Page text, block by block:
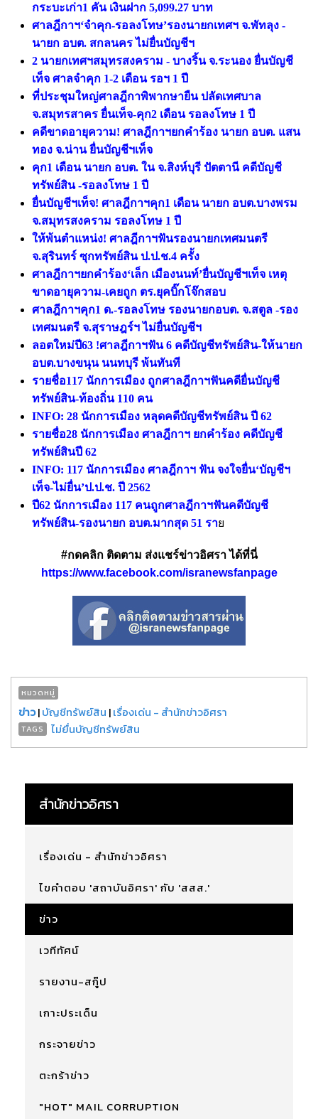
กระบะเก่า1 คัน เงินฝาก 5,099.27 บาท
ศาลฎีกาฯ‘จำคุก-รอลงโทษ’รองนายกเทศฯ จ.พัทลุง -
นายก อบต. สกลนคร ไม่ยื่นบัญชีฯ
2 นายกเทศฯสมุทรสงคราม - บางริ้น จ.ระนอง ยื่นบัญชี
เท็จ ศาลจำคุก 1-2 เดือน รอฯ 1 ปี
ที่ประชุมใหญ่ศาลฎีกาพิพากษายืน ปลัดเทศบาล
จ.สมุทรสาคร ยื่นเท็จ-คุก2 เดือน รอลงโทษ 1 ปี
คดีขาดอายุความ! ศาลฎีกาฯยกคำร้อง นายก อบต. แสน
ทอง จ.น่าน ยื่นบัญชีฯเท็จ
คุก1 เดือน นายก อบต. ใน จ.สิงห์บุรี ปัตตานี คดีบัญชี
ทรัพย์สิน -รอลงโทษ 1 ปี
ยื่นบัญชีฯเท็จ! ศาลฎีกาฯคุก1 เดือน นายก อบต.บางพรม
จ.สมุทรสงคราม รอลงโทษ 1 ปี
ให้พ้นตำแหน่ง! ศาลฎีกาฯฟันรองนายกเทศมนตรี
จ.สุรินทร์ ซุกทรัพย์สิน ป.ป.ช.4 ครั้ง
ศาลฎีกาฯยกคำร้อง‘เล็ก เมืองนนท์’ยื่นบัญชีฯเท็จ เหตุ
ขาดอายุความ-เคยถูก ตร.ยุคบิ๊กโจ๊กสอบ
ศาลฎีกาฯคุก1 ด.-รอลงโทษ รองนายกอบต. จ.สตูล -รอง
เทศมนตรี จ.สุราษฎร์ฯ ไม่ยื่นบัญชีฯ
ลอตใหม่ปี63 !ศาลฎีกาฯฟัน 6 คดีบัญชีทรัพย์สิน-ให้นายก
อบต.บางขนุน นนทบุรี พ้นทันที
รายชื่อ117 นักการเมือง ถูกศาลฎีกาฯฟันคดียื่นบัญชี
ทรัพย์สิน-ท้องถิ่น 110 คน
INFO: 28 นักการเมือง หลุดคดีบัญชีทรัพย์สิน ปี 62
รายชื่อ28 นักการเมือง ศาลฎีกาฯ ยกคำร้อง คดีบัญชี
ทรัพย์สินปี 62
INFO: 117 นักการเมือง ศาลฎีกาฯ ฟัน จงใจยื่น‘บัญชีฯ
เท็จ-ไม่ยื่น’ป.ป.ช. ปี 2562
ปี62 นักการเมือง 117 คนถูกศาลฎีกาฯฟันคดีบัญชี
ทรัพย์สิน-รองนายก อบต.มากสุด 51 ราย
#กดคลิก ติดตาม ส่งแชร์ข่าวอิศรา ได้ที่นี่
https://www.facebook.com/isranewsfanpage
หมวดหมู่
ข่าว|บัญชีทรัพย์สิน |เรื่องเด่น - สำนักข่าวอิศรา
TAGS ไม่ยื่นบัญชีทรัพย์สิน
สำนักข่าวอิศรา
เรื่องเด่น - สำนักข่าวอิศรา
ไขคำตอบ 'สถาบันอิศรา' กับ 'สสส.'
ข่าว
เวทีทัศน์
รายงาน-สกู๊ป
เกาะประเด็น
กระจายข่าว
ตะกร้าข่าว
"HOT" MAIL CORRUPTION